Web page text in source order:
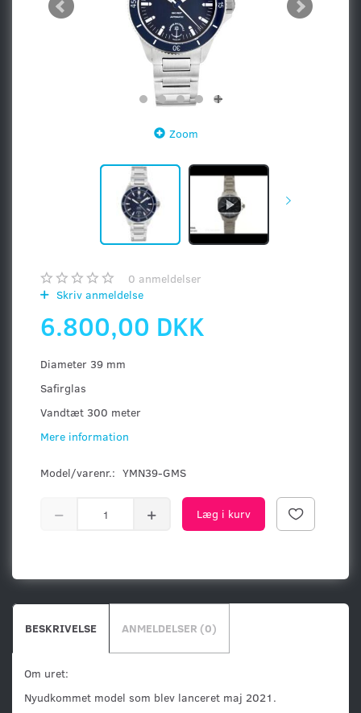
Zoom
0 anmeldelser
Skriv anmeldelse
6.800,00 DKK
Diameter 39 mm
Safirglas
Vandtæt 300 meter
Mere information
Model/varenr.: YMN39-GMS
Læg i kurv
BESKRIVELSE ANMELDELSER (0)
Om uret:
Nyudkommet model som blev lanceret maj 2021.